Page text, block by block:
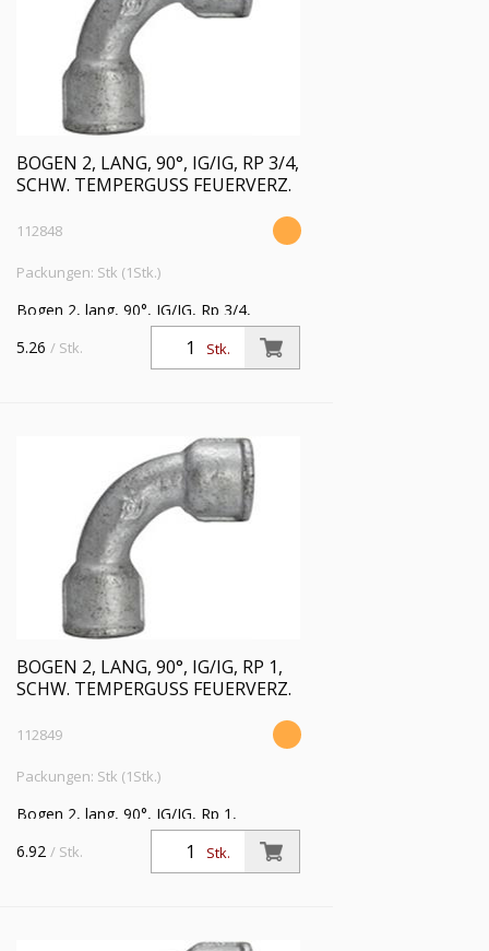
BOGEN 2, LANG, 90°, IG/IG, RP 3/4,
SCHW. TEMPERGUSS FEUERVERZ.
112848
Packungen: Stk (1Stk.)
Bogen 2, lang, 90°, IG/IG, Rp 3/4,
Betriebstemperatur -20 °C bis 300 °C,
schwarzer Temperguss, feuerverzinkt,
Stk.
5.26 / Stk.
BOGEN 2, LANG, 90°, IG/IG, RP 1,
SCHW. TEMPERGUSS FEUERVERZ.
112849
Packungen: Stk (1Stk.)
Bogen 2, lang, 90°, IG/IG, Rp 1,
Betriebstemperatur -20 °C bis 300 °C,
schwarzer Temperguss, feuerverzinkt,
Stk.
6.92 / Stk.